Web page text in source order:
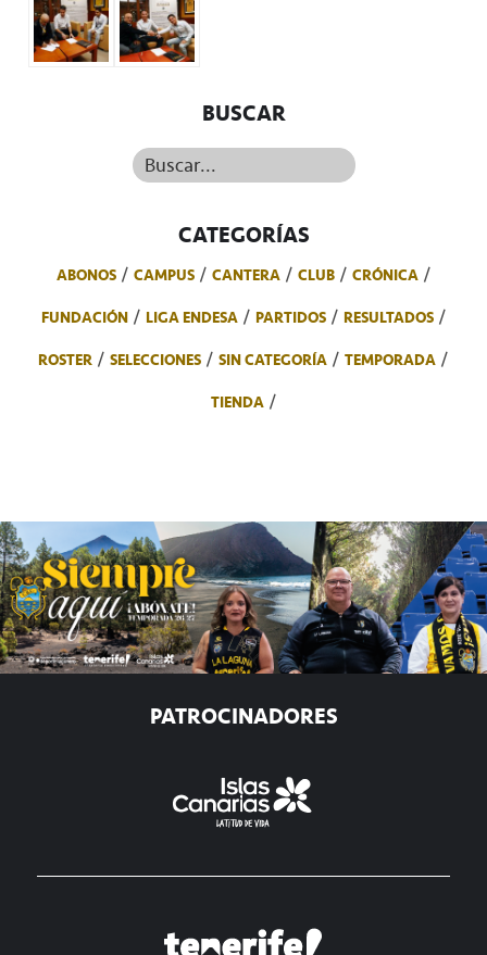
BUSCAR
Buscar...
CATEGORÍAS
ABONOS CAMPUS CANTERA CLUB
CRÓNICA
FUNDACIÓN
LIGA ENDESA PARTIDOS
RESULTADOS
ROSTER
SELECCIONES SIN CATEGORÍA
TEMPORADA
TIENDA
PATROCINADORES